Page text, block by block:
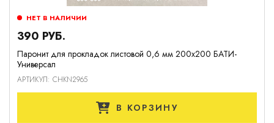
Паронит для прокладок листовой 0,6 мм 200х200 БАТИ-
Универсал
АРТИКУЛ: CHKN2965
НЕТ В НАЛИЧИИ
390 РУБ.
В КОРЗИНУ